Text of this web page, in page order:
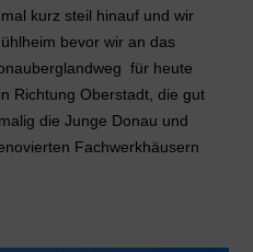
kurz steil hinauf und wir
bevor wir an das
für heute
Richtung Oberstadt, die gut
die Junge Donau und
Fachwerkhäusern